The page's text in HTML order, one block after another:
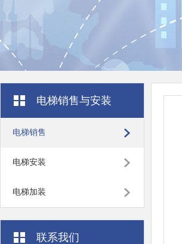
电梯销售与安装
电梯销售
电梯安装
电梯加装
联系我们